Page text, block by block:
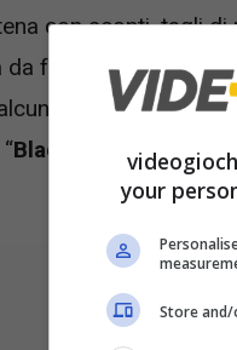
con sconti, tagli
da fare una
gruppi di
Black Friday
your
Store and/